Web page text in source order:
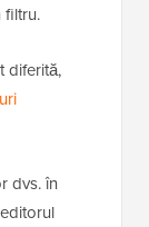
filtru.
diferită,
dvs. în